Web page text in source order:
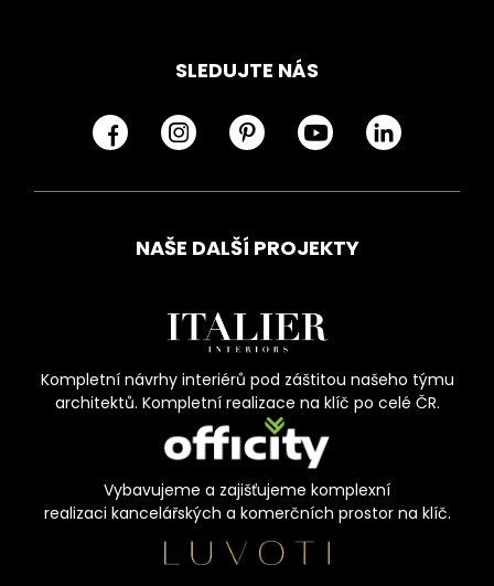
SLEDUJTE NÁS
NAŠE DALŠÍ PROJEKTY
Kompletní návrhy interiérů pod záštitou našeho týmu
architektů. Kompletní realizace na klíč po celé ČR.
Vybavujeme a zajišťujeme komplexní
realizaci kancelářských a komerčních prostor na klíč.